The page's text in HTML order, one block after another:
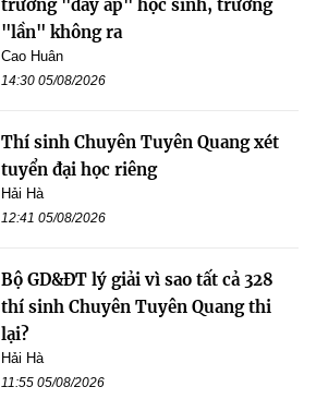
trường "đầy ắp" học sinh, trường
"lần" không ra
Cao Huân
14:30 05/08/2026
Thí sinh Chuyên Tuyên Quang xét
tuyển đại học riêng
Hải Hà
12:41 05/08/2026
Bộ GD&ĐT lý giải vì sao tất cả 328
thí sinh Chuyên Tuyên Quang thi
lại?
Hải Hà
11:55 05/08/2026